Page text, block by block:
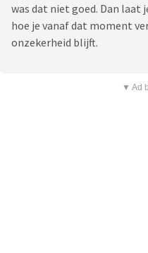
was dat niet goed. Dan laat
hoe je vanaf dat moment
onzekerheid blijft.
▼ Ad